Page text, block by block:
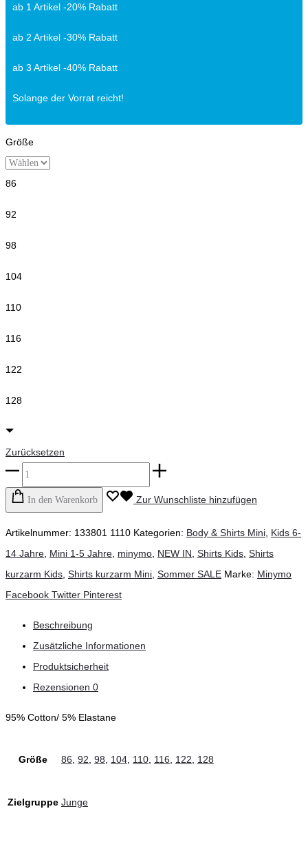
ab 1 Artikel -20% Rabatt
ab 2 Artikel -30% Rabatt
ab 3 Artikel -40% Rabatt
Solange der Vorrat reicht!
Größe
86
92
98
104
110
116
122
128
Zurücksetzen
Minymo
-
T-
Shirt
kurzarm,
Marshmallow
White
In den Warenkorb Zur Wunschliste hinzufügen
Artikelnummer: 133801 1110 Kategorien: Body & Shirts Mini Kids 6-
14 Jahre Mini 1-5 Jahre minymo NEW IN Shirts Kids Shirts
kurzarm Kids Shirts kurzarm Mini Sommer SALE Marke: Minymo
Teilen
Facebook Twitter Pinterest
Beschreibung
Zusätzliche Informationen
Produktsicherheit
Rezensionen 0
95% Cotton/ 5% Elastane
Größe 86 92 98 104 110 116 122 128
Zielgruppe Junge